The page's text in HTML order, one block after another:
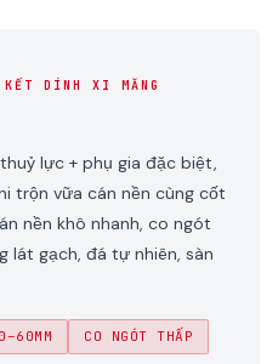
DÍNH XI MĂNG
lực + phụ gia đặc biệt,
trộn vữa cán nền cùng cốt
nền khô nhanh, co ngót
gạch, đá tự nhiên, sàn
CO NGÓT THẤP